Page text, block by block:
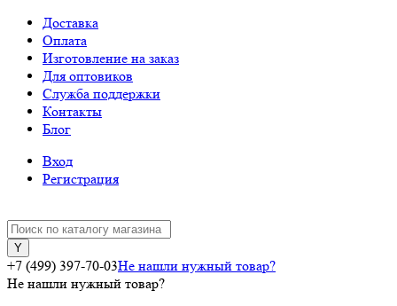
Доставка
Оплата
Изготовление на заказ
Для оптовиков
Служба поддержки
Контакты
Блог
Вход
Регистрация
+7 (499) 397-70-03Не нашли нужный товар?
Не нашли нужный товар?